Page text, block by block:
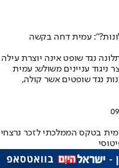
עמית דחה בקשה
נגד שופט אינה יוצרת עילה
ניגוד עניינים משולש: עמית
נגד שופטים אשר קולה,
בטקס הממלכתי לזכר נרצחי